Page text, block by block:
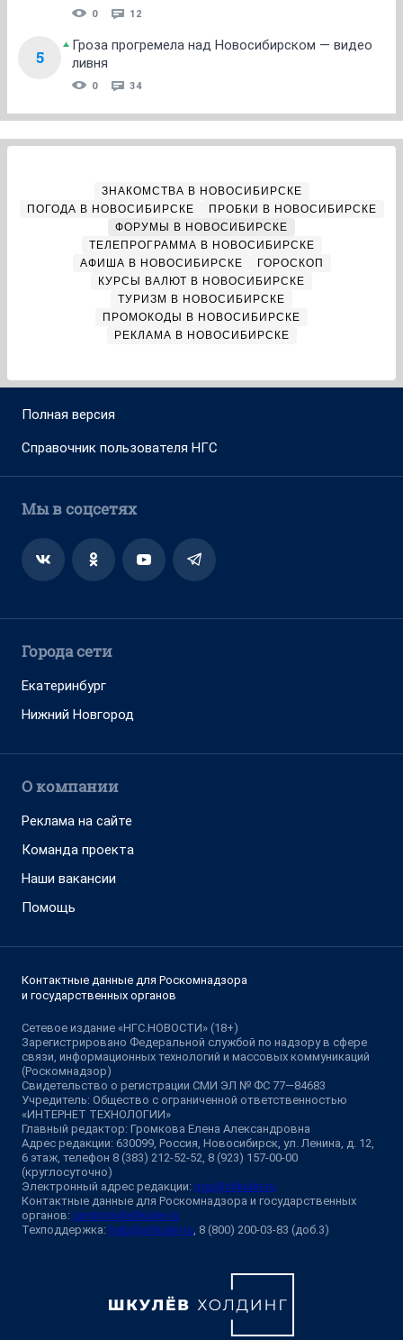
0 12
5
Гроза прогремела над Новосибирском — видео
ливня
0 34
ЗНАКОМСТВА В НОВОСИБИРСКЕ
ПОГОДА В НОВОСИБИРСКЕ
ПРОБКИ В НОВОСИБИРСКЕ
ФОРУМЫ В НОВОСИБИРСКЕ
ТЕЛЕПРОГРАММА В НОВОСИБИРСКЕ
АФИША В НОВОСИБИРСКЕ
ГОРОСКОП
КУРСЫ ВАЛЮТ В НОВОСИБИРСКЕ
ТУРИЗМ В НОВОСИБИРСКЕ
ПРОМОКОДЫ В НОВОСИБИРСКЕ
РЕКЛАМА В НОВОСИБИРСКЕ
Полная версия
Справочник пользователя НГС
Мы в соцсетях
Города сети
Екатеринбург
Нижний Новгород
О компании
Реклама на сайте
Команда проекта
Наши вакансии
Помощь
Контактные данные для Роскомнадзора
и государственных органов
Сетевое издание «НГС.НОВОСТИ» (18+)
Зарегистрировано Федеральной службой по надзору в сфере
связи, информационных технологий и массовых коммуникаций
(Роскомнадзор)
Свидетельство о регистрации СМИ ЭЛ № ФС 77—84683
Учредитель: Общество с ограниченной ответственностью
«ИНТЕРНЕТ ТЕХНОЛОГИИ»
Главный редактор: Громкова Елена Александровна
Адрес редакции: 630099, Россия, Новосибирск, ул. Ленина, д. 12,
6 этаж, телефон 8 (383) 212-52-52, 8 (923) 157-00-00
(круглосуточно)
Электронный адрес редакции: ngs@shkulev.ru
Контактные данные для Роскомнадзора и государственных
органов: juristnsk@shkulev.ru
Техподдержка: help@shkulev.ru , 8 (800) 200-03-83 (доб.3)